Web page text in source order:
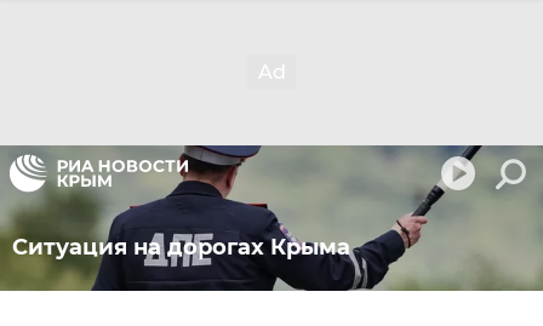
Ситуация на дорогах Крыма